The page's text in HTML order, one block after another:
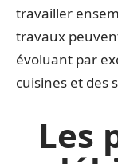
travailler
travaux
évoluant par
cuisines et des
Les